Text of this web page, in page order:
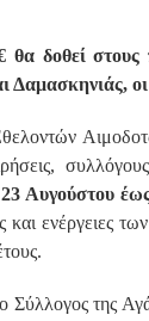
δοθεί στους
Δαμασκηνιάς,
Αυγούστου έως
και ενέργειες
ο Σύλλογος της